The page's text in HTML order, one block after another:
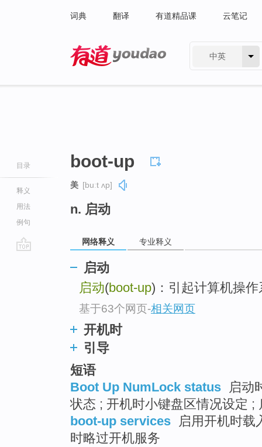
词典 翻译 有道精品课 云笔记
中英
目录
释义
用法
例句
boot-up
美 [buːt ʌp]
n. 启动
网络释义 专业释义
启动
启动(boot-up)：引起计算机操
基于63个网页-相关网页
开机时
引导
短语
Boot Up NumLock status
启动
状态 ; 开机时小键盘区情况设定 ;
boot-up services
启用开机时载
时略过开机服务